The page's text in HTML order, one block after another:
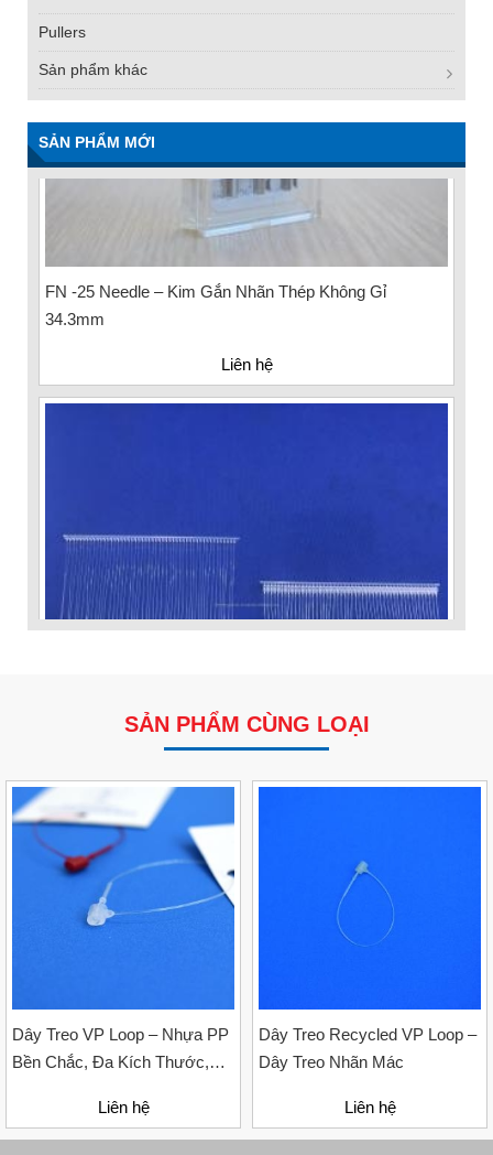
Pullers
Sản phẩm khác
SẢN PHẨM MỚI
FN -25 Needle – Kim Gắn Nhãn Thép Không Gỉ
34.3mm
VP Fas Loop (PP) – Dây Treo Nhãn, Ti Bắn, Đạn Vòng
Treo Nhãn Mác
Liên hệ
SẢN PHẨM CÙNG LOẠI
Dây Treo VP Loop – Nhựa PP
Bền Chắc, Đa Kích Thước,
Liên hệ
Dây Treo Recycled VP Loop –
Dây Treo Nhãn Mác
Liên hệ